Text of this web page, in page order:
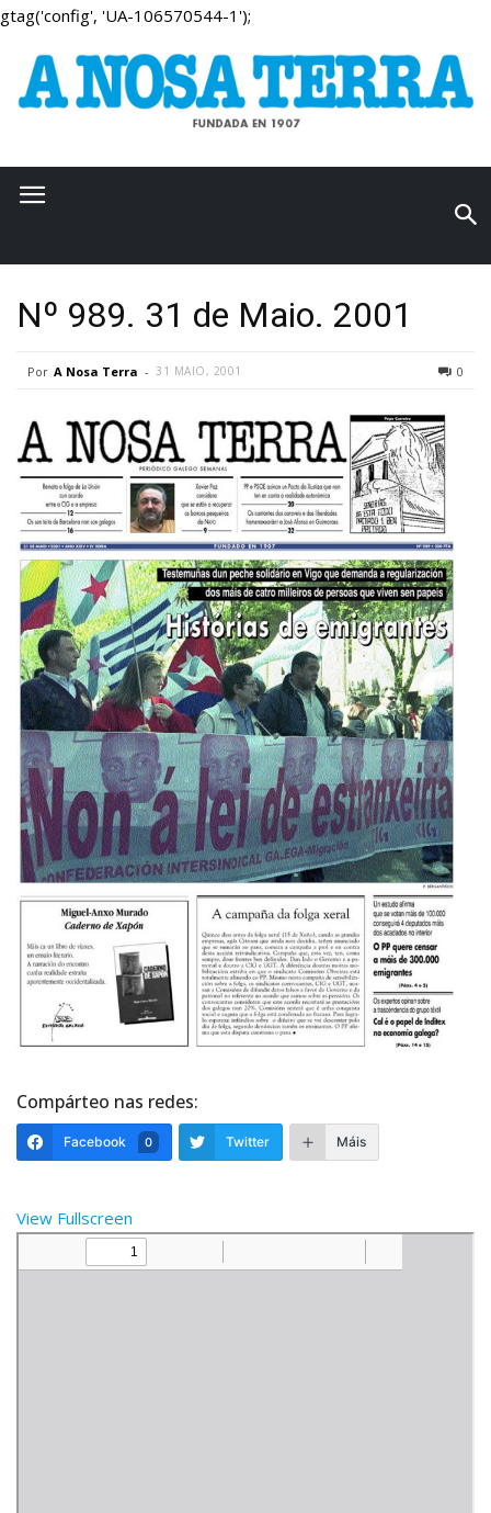
gtag('config', 'UA-106570544-1');
Nº 989. 31 de Maio. 2001
Por A Nosa Terra - 31 MAIO, 2001 0
Compárteo nas redes:
Facebook 0 Twitter Máis
View Fullscreen